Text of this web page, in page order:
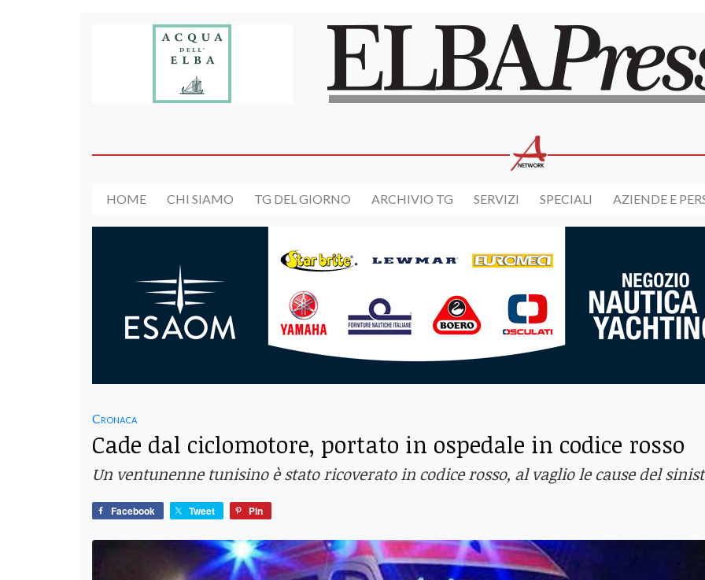
HOME CHI SIAMO TG DEL GIORNO ARCHIVIO TG SERVIZI SPECIALI AZIENDE E
Cronaca
Cade dal ciclomotore, portato in ospedale in codice rosso
Un ventunenne tunisino è stato ricoverato in codice rosso, al vaglio le cause del
Facebook Tweet Pin